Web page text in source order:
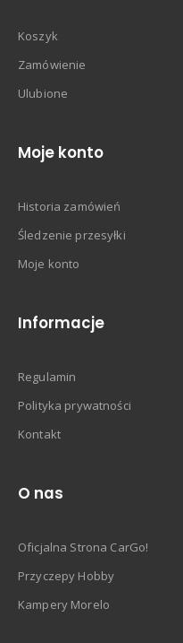
Koszyk
Zamówienie
Ulubione
Moje konto
Historia zamówień
Śledzenie przesyłki
Moje konto
Informacje
Regulamin
Polityka prywatności
Kontakt
O nas
Oficjalna Strona CarGo!
Przyczepy Hobby
Kampery Morelo